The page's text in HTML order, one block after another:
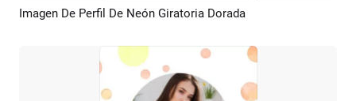
Previsualizar Crear IA
Imagen De Perfil De Neón Giratoria Dorada